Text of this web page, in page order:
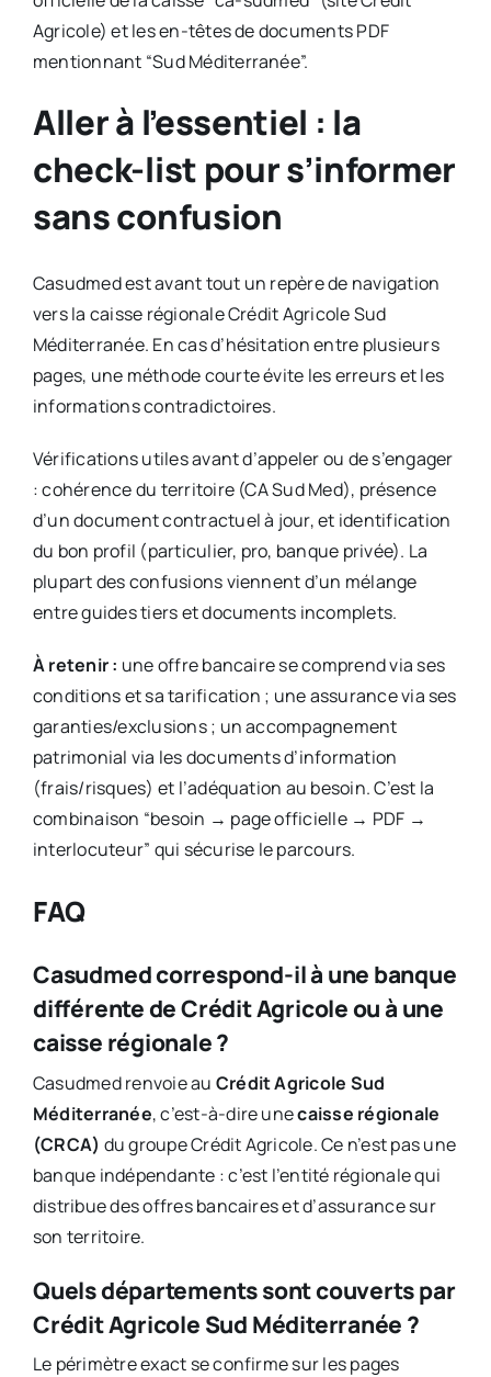
Agricole) et les en-têtes de documents PDF
mentionnant “Sud Méditerranée”.
Aller à l’essentiel : la
check-list pour s’informer
sans confusion
Casudmed est avant tout un repère de navigation
vers la caisse régionale Crédit Agricole Sud
Méditerranée. En cas d’hésitation entre plusieurs
pages, une méthode courte évite les erreurs et les
informations contradictoires.
Vérifications utiles avant d’appeler ou de s’engager
: cohérence du territoire (CA Sud Med), présence
d’un document contractuel à jour, et identification
du bon profil (particulier, pro, banque privée). La
plupart des confusions viennent d’un mélange
entre guides tiers et documents incomplets.
À retenir : une offre bancaire se comprend via ses
conditions et sa tarification ; une assurance via ses
garanties/exclusions ; un accompagnement
patrimonial via les documents d’information
(frais/risques) et l’adéquation au besoin. C’est la
combinaison “besoin → page officielle → PDF →
interlocuteur” qui sécurise le parcours.
FAQ
Casudmed correspond-il à une banque
différente de Crédit Agricole ou à une
caisse régionale ?
Casudmed renvoie au Crédit Agricole Sud
Méditerranée, c’est-à-dire unecaisse régionale
(CRCA) du groupe Crédit Agricole. Ce n’est pas une
banque indépendante : c’est l’entité régionale qui
distribue des offres bancaires et d’assurance sur
son territoire.
Quels départements sont couverts par
Crédit Agricole Sud Méditerranée ?
Le périmètre exact se confirme sur les pages